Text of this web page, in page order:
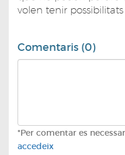
volen tenir possibilitats
Comentaris (0)
*Per comentar es
accedeix